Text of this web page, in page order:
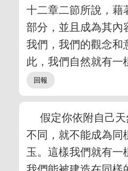
十二章二節所說，
部分，並且成為其內
我們，我們的觀念和
此，我們自然就有一
假定你依附自己
不同，就不能成為同
玉。這樣我們就有